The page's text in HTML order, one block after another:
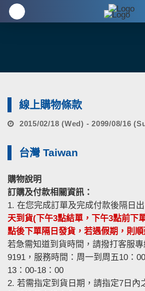
企業 全方位健康養生 客
線上購物條款
2015/02/18 (Wed) - 2099/08/16
台灣 Taiwan
購物說明
訂購及付款相關資訊：
1. 在您完成訂單及完成付款後隔日出
天到貨(下午3點結單，下午3點前下
點後下單隔日發貨，若遇假期，則
若急需知道到貨時間，請撥打客服專
9191，服務時間：周一到周五10：
13：00-18：00
2. 若需指定到貨日期，請指定7日內